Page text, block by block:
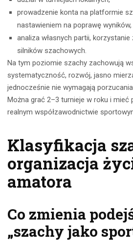
prowadzenie konta na platformie
nastawieniem na poprawę wyników,
analiza własnych partii,
silników szachowych.
Na tym poziomie szachy zachowują
systematyczność, rozwój, jasno
jednocześnie nie wymagają
Można grać 2–3 turnieje w roku i mieć
realnym współzawodnictwie
Klasyfikacja
organizacja
amatora
Co zmienia
„szachy jako